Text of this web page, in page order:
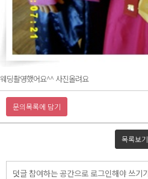
웨딩촬영했어요^^ 사진올려요
문의목록에 담기
목록보기